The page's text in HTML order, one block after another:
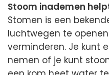
Stoom inademen
Stomen is een
luchtwegen te
verminderen. Je kunt
nemen of je kunt